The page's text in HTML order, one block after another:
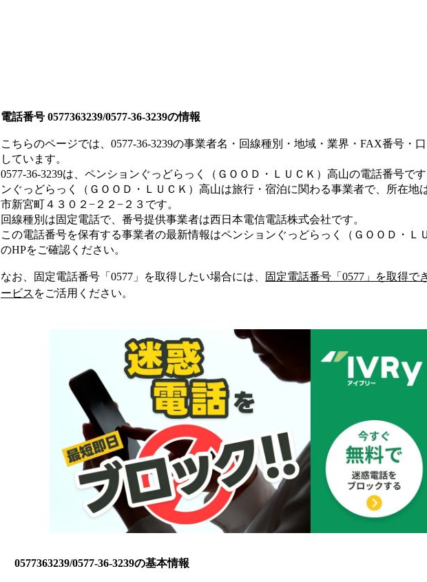
電話番号 0577363239/0577-36-3239の情報
こちらのページでは、 0577-36-3239の事業者名・回線種別・地域・業界・FAX番号・
しています。
0577-36-3239は、 ペンションぐっどらっく（ＧＯＯＤ・ＬＵＣＫ）高山の電話番号です
ンぐっどらっく（ＧＯＯＤ・ＬＵＣＫ）高山は旅行・宿泊に関わる事業者で、所在地
市新宮町４３０２−２２−２３ です。
回線種別は固定電話で、番号提供事業者は西日本電信電話株式会社です。
この電話番号を保有する事業者の最新情報はペンションぐっどらっく（ＧＯＯＤ・Ｌ
のHPをご確認ください。
なお、固定電話番号「 0577 」を取得したい場合には、 固定電話番号「 0577 」を取得で
ービス をご活用ください。
0577363239/0577-36-3239の基本情報